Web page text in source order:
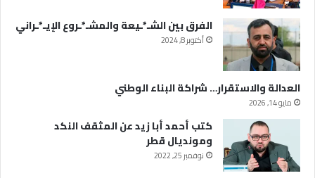
الفرق بين الشـ*ـيعة والمشـ*ـروع الإيـ*ـراني
أكتوبر 8, 2024
العدالة والاستقرار… شراكة البناء الوطني
مايو 14, 2026
كتب أحمد أبا زيد عن المثقف النكد
ومونديال قطر
نوفمبر 25, 2022